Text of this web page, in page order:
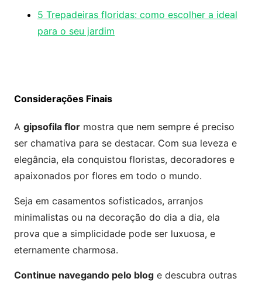
5 Trepadeiras floridas: como escolher a ideal
para o seu jardim
Considerações Finais
A gipsofila flor mostra que nem sempre é preciso
ser chamativa para se destacar. Com sua leveza e
elegância, ela conquistou floristas, decoradores e
apaixonados por flores em todo o mundo.
Seja em casamentos sofisticados, arranjos
minimalistas ou na decoração do dia a dia, ela
prova que a simplicidade pode ser luxuosa, e
eternamente charmosa.
Continue navegando pelo blog e descubra outras